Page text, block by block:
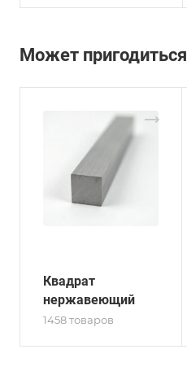
Может пригодиться
Квадрат
нержавеющий
1458 товаров